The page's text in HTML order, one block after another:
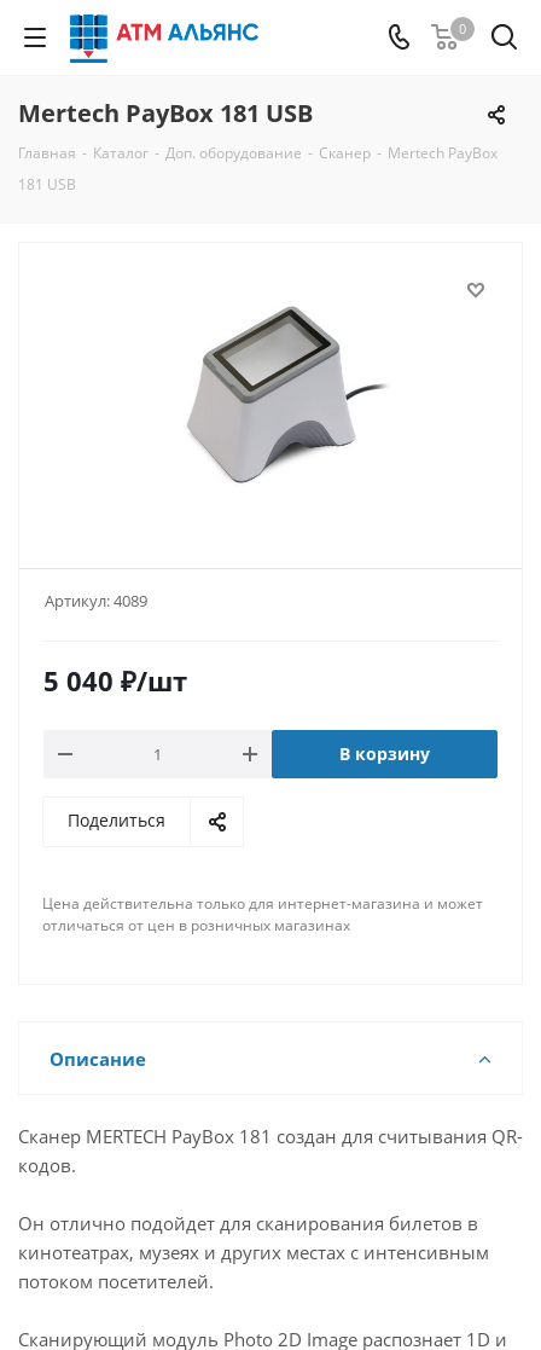
0
Mertech PayBox 181 USB
Главная - Каталог - Доп. оборудование - Сканер - Mertech PayBox
181 USB
Артикул:4089
5 040 ₽/шт
В корзину
Поделиться
Цена действительна только для интернет-магазина и может
отличаться от цен в розничных магазинах
Описание
Сканер MERTECH PayBox 181 создан для считывания QR-
кодов.
Он отлично подойдет для сканирования билетов в
кинотеатрах, музеях и других местах с интенсивным
потоком посетителей.
Сканирующий модуль Photo 2D Image распознает 1D и